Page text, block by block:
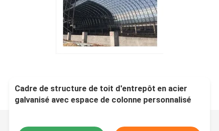
Cadre de structure de toit d'entrepôt en acier
galvanisé avec espace de colonne personnalisé